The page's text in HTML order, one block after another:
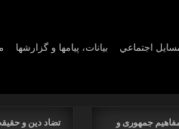
بیانات، پیامها و گزارشها اجتماعي
تضاد دین و
جمهوری و